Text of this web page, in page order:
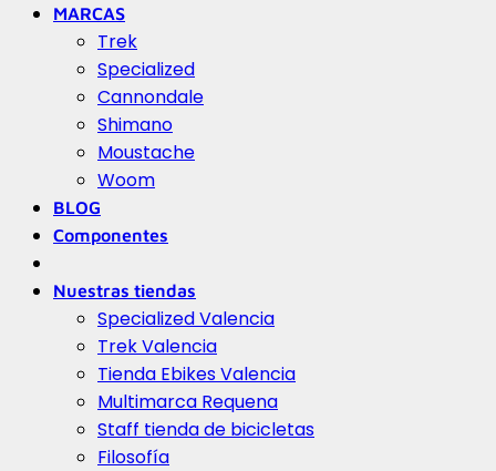
MARCAS
Trek
Specialized
Cannondale
Shimano
Moustache
Woom
BLOG
Componentes
Nuestras tiendas
Specialized Valencia
Trek Valencia
Tienda Ebikes Valencia
Multimarca Requena
Staff tienda de bicicletas
Filosofía